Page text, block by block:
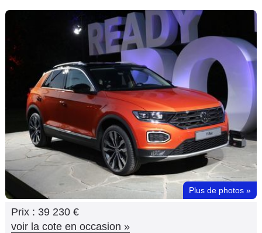
Guide
Electriques
Utilitaires
Flottes
Auto
Services
Forum
Moto
Plus de photos »
Prix : 39 230 €
voir la cote en occasion »